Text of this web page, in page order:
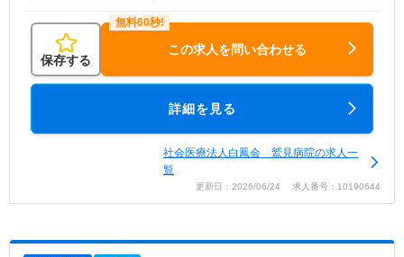
保存する
この求人を問い合わせる
詳細を見る
社会医療法人白鳳会 鷲見病院の求人一
覧
更新日：2026/06/24 求人番号：10190644